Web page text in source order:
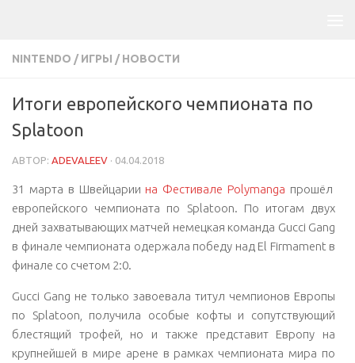
NINTENDO / ИГРЫ / НОВОСТИ
Итоги европейского чемпионата по
Splatoon
АВТОР: ADEVALEEV · 04.04.2018
31 марта в Швейцарии на Фестивале Polymanga прошёл
европейского чемпионата по Splatoon. По итогам двух
дней захватывающих матчей немецкая команда Gucci Gang
в финале чемпионата одержала победу над El Firmament в
финале со счетом 2:0.
Gucci Gang не только завоевала титул чемпионов Европы
по Splatoon, получила особые кофты и сопутствующий
блестящий трофей, но и также представит Европу на
крупнейшей в мире арене в рамках чемпионата мира по